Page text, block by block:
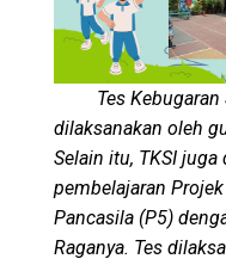
Tes Kebugaran
dilaksanakan oleh
Selain itu, TKSI
pembelajaran
Pancasila (P5)
Raganya. Tes